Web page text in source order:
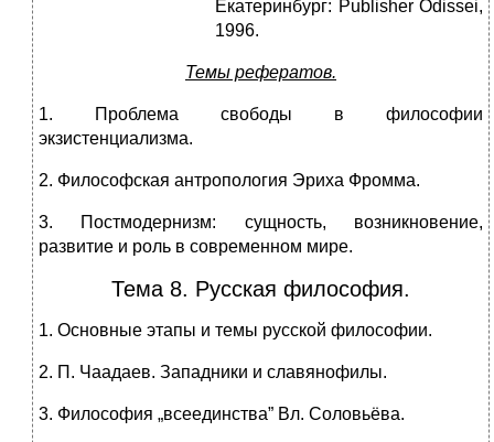
Екатеринбург: Publisher Odissei,
1996.
Темы рефератов.
1. Проблема свободы в философии
экзистенциализма.
2. Философская антропология Эриха Фромма.
3. Постмодернизм: сущность, возникновение,
развитие и роль в современном мире.
Тема 8. Русская философия.
1. Основные этапы и темы русской философии.
2. П. Чаадаев. Западники и славянофилы.
3. Философия „всеединства” Вл. Соловьёва.